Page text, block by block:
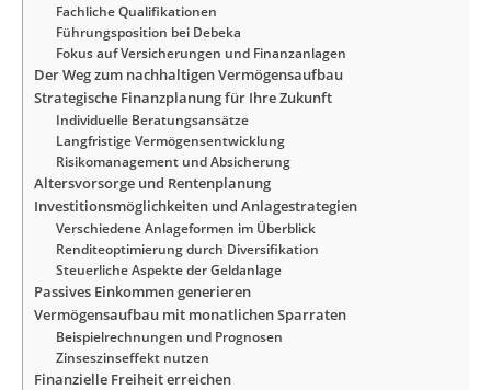
Fachliche Qualifikationen
Führungsposition bei Debeka
Fokus auf Versicherungen und Finanzanlagen
Der Weg zum nachhaltigen Vermögensaufbau
Strategische Finanzplanung für Ihre Zukunft
Individuelle Beratungsansätze
Langfristige Vermögensentwicklung
Risikomanagement und Absicherung
Altersvorsorge und Rentenplanung
Investitionsmöglichkeiten und Anlagestrategien
Verschiedene Anlageformen im Überblick
Renditeoptimierung durch Diversifikation
Steuerliche Aspekte der Geldanlage
Passives Einkommen generieren
Vermögensaufbau mit monatlichen Sparraten
Beispielrechnungen und Prognosen
Zinseszinseffekt nutzen
Finanzielle Freiheit erreichen